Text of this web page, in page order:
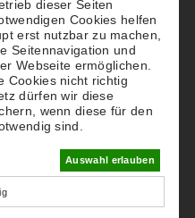
dieser Seiten
Cookies helfen
erst nutzbar zu machen,
Seitennavigation und
Webseite ermöglichen.
Cookies nicht richtig
dürfen wir diese
wenn diese für den
sind.
Auswahl erlauben